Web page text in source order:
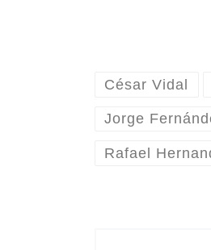
César Vidal
Jorge
Rafael